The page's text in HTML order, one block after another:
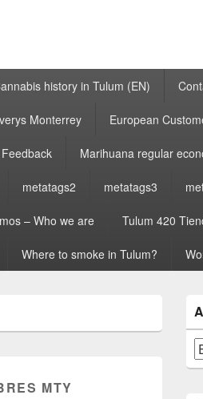
history in Tulum (EN)
Monterrey European
Marihuana regular
metatags2 metatags3
– Who we are Tulum 420
Where to smoke in Tulum?
MTY
área
de